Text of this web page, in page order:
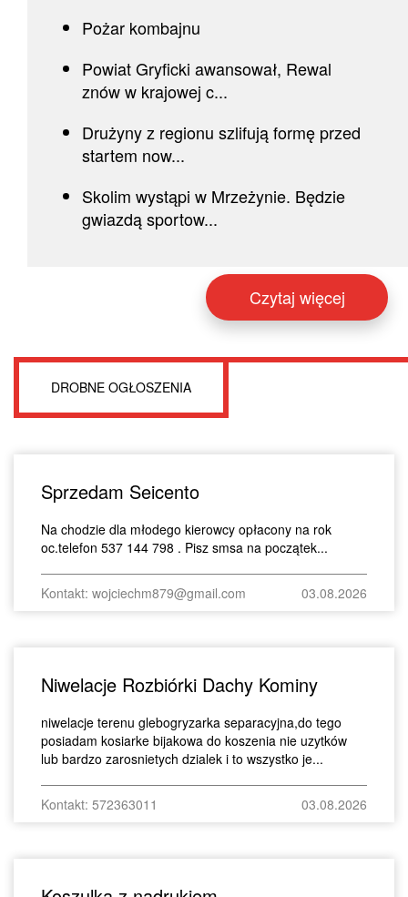
Pożar kombajnu
Powiat Gryficki awansował, Rewal
znów w krajowej c...
Drużyny z regionu szlifują formę przed
startem now...
Skolim wystąpi w Mrzeżynie. Będzie
gwiazdą sportow...
Czytaj więcej
DROBNE OGŁOSZENIA
Sprzedam Seicento
Na chodzie dla młodego kierowcy opłacony na rok
oc.telefon 537 144 798 . Pisz smsa na początek...
Kontakt: wojciechm879@gmail.com 03.08.2026
Niwelacje Rozbiórki Dachy Kominy
niwelacje terenu glebogryzarka separacyjna,do tego
posiadam kosiarke bijakowa do koszenia nie uzytków
lub bardzo zarosnietych dzialek i to wszystko je...
Kontakt: 572363011 03.08.2026